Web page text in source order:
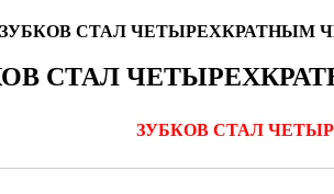
ЗУБКОВ СТАЛ ЧЕТЫРЕХКРАТНЫМ
СТАЛ
ЗУБКОВ СТАЛ